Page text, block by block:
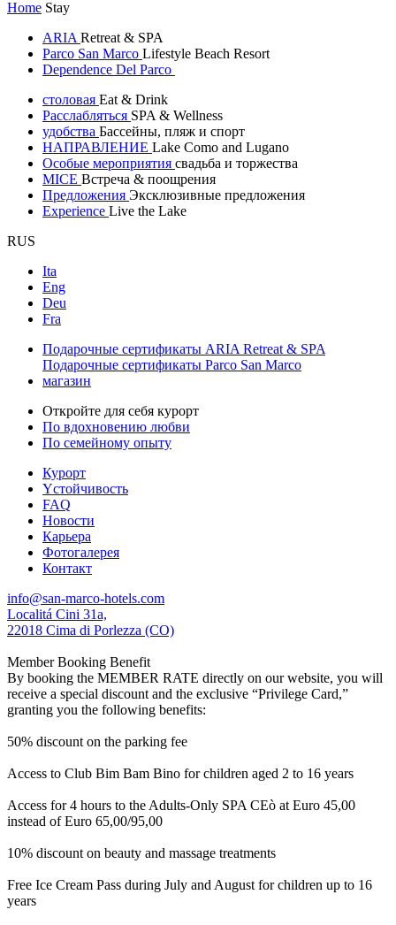
Home Stay
ARIA Retreat & SPA
Parco San Marco Lifestyle Beach Resort
Dependence Del Parco
столовая Eat & Drink
Расслабляться SPA & Wellness
удобства Бассейны, пляж и спорт
НАПРАВЛЕНИЕ Lake Como and Lugano
Особые мероприятия свадьба и торжества
MICE Встреча & поощрения
Предложения Эксклюзивные предложения
Experience Live the Lake
RUS
Ita
Eng
Deu
Fra
Подарочные сертификаты ARIA Retreat & SPA
Подарочные сертификаты Parco San Marco
магазин
Откройте для себя курорт
По вдохновению любви
По семейному опыту
Курорт
Yстойчивость
FAQ
Новости
Карьера
Фотогалерея
Контакт
info@san-marco-hotels.com
Localitá Cini 31a,
22018 Cima di Porlezza (CO)
Member Booking Benefit
By booking the MEMBER RATE directly on our website, you will
receive a special discount and the exclusive “Privilege Card,”
granting you the following benefits:
50% discount on the parking fee
Access to Club Bim Bam Bino for children aged 2 to 16 years
Access for 4 hours to the Adults-Only SPA CEò at Euro 45,00
instead of Euro 65,00/95,00
10% discount on beauty and massage treatments
Free Ice Cream Pass during July and August for children up to 16
years